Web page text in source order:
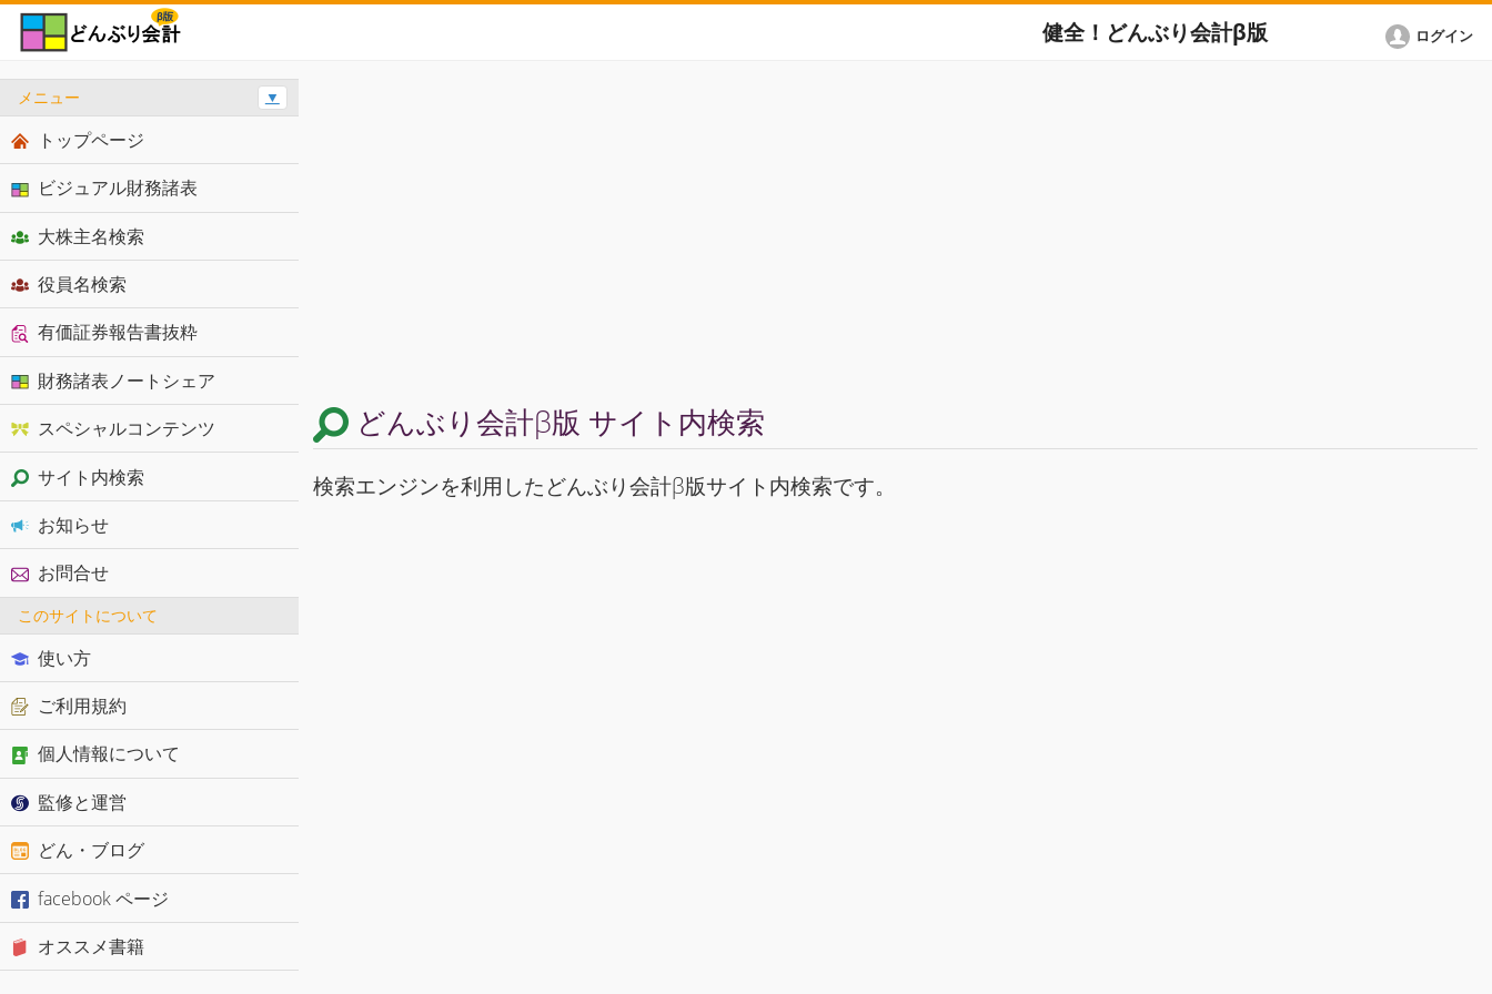
健全！どんぶり会計β版 ログイン
どんぶり会計β版 サイト内検索
検索エンジンを利用したどんぶり会計β版サイト内検索です。
メニュー ▼
トップページ
ビジュアル財務諸表
大株主名検索
役員名検索
有価証券報告書抜粋
財務諸表ノートシェア
スペシャルコンテンツ
サイト内検索
お知らせ
お問合せ
このサイトについて
使い方
ご利用規約
個人情報について
監修と運営
どん・ブログ
facebook ページ
オススメ書籍